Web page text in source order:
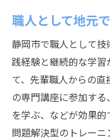
静岡市で成
スキル向上
キャリアを
職人として
キャリアア
働きやすい職人
働きやすい
職人として地元
静岡市で職人として
践経験と継続的な学
て、先輩職人からの
の専門講座に参加す
を学ぶ、などが効果
問題解決型のトレー